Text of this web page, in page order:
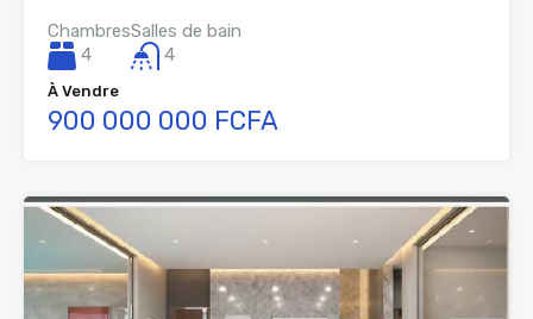
Chambres
4
Salles de bain
4
À Vendre
900 000 000 FCFA